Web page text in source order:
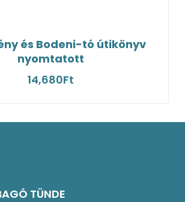
és Bodeni-tó útikönyv
nyomtatott
14,680Ft
TÜNDE